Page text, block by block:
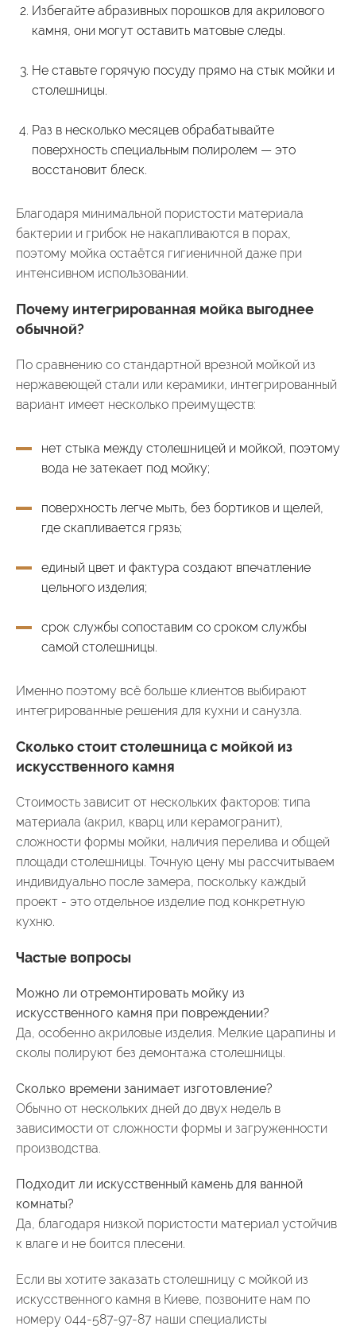
Избегайте абразивных порошков для акрилового
камня, они могут оставить матовые следы.
Не ставьте горячую посуду прямо на стык мойки и
столешницы.
Раз в несколько месяцев обрабатывайте
поверхность специальным полиролем — это
восстановит блеск.
Благодаря минимальной пористости материала
бактерии и грибок не накапливаются в порах,
поэтому мойка остаётся гигиеничной даже при
интенсивном использовании.
Почему интегрированная мойка выгоднее
обычной?
По сравнению со стандартной врезной мойкой из
нержавеющей стали или керамики, интегрированный
вариант имеет несколько преимуществ:
нет стыка между столешницей и мойкой, поэтому
вода не затекает под мойку;
поверхность легче мыть, без бортиков и щелей,
где скапливается грязь;
единый цвет и фактура создают впечатление
цельного изделия;
срок службы сопоставим со сроком службы
самой столешницы.
Именно поэтому всё больше клиентов выбирают
интегрированные решения для кухни и санузла.
Сколько стоит столешница с мойкой из
искусственного камня
Стоимость зависит от нескольких факторов: типа
материала (акрил, кварц или керамогранит),
сложности формы мойки, наличия перелива и общей
площади столешницы. Точную цену мы рассчитываем
индивидуально после замера, поскольку каждый
проект - это отдельное изделие под конкретную
кухню.
Частые вопросы
Можно ли отремонтировать мойку из
искусственного камня при повреждении?
Да, особенно акриловые изделия. Мелкие царапины и
сколы полируют без демонтажа столешницы.
Сколько времени занимает изготовление?
Обычно от нескольких дней до двух недель в
зависимости от сложности формы и загруженности
производства.
Подходит ли искусственный камень для ванной
комнаты?
Да, благодаря низкой пористости материал устойчив
к влаге и не боится плесени.
Если вы хотите заказать столешницу с мойкой из
искусственного камня в Киеве, позвоните нам по
номеру 044-587-97-87 наши специалисты